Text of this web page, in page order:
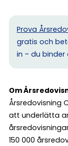
Prova
gratis och
in – du
Om
Årsredovisning
att underlätta
150 000